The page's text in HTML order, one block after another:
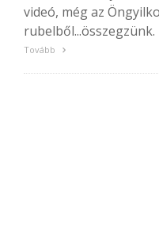
videó, még az
rubelből...összegzünk.
Tovább